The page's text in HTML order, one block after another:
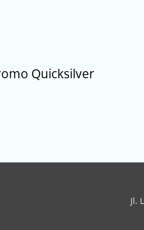
Quicksilver
Jl.